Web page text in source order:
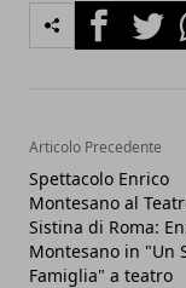
FacebookTwitter
Articolo Precedente
Spettacolo Enrico
Montesano al
Sistina di Roma:
Montesano in "Un
Famiglia" a teatro